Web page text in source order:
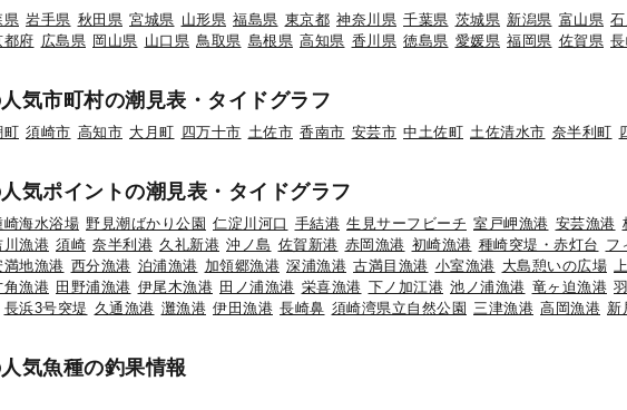
県 岩手県 秋田県 宮城県 山形県 福島県 東京都 神奈川県 千葉県 茨城県 新潟県 富山県
都府 広島県 岡山県 山口県 鳥取県 島根県 高知県 香川県 徳島県 愛媛県 福岡県 佐賀県
気市町村の潮見表・タイドグラフ
町 須崎市 高知市 大月町 四万十市 土佐市 香南市 安芸市 中土佐町 土佐清水市 奈半利町
気ポイントの潮見表・タイドグラフ
崎海水浴場 野見潮ばかり公園 仁淀川河口 手結港 生見サーフビーチ 室戸岬漁港 安芸漁港
川漁港 須崎 奈半利港 久礼新港 沖ノ島 佐賀新港 赤岡漁港 初崎漁港 種崎突堤・赤灯台 フ
満地漁港 西分漁港 泊浦漁港 加領郷漁港 深浦漁港 古満目漁港 小室漁港 大島憩いの広場
角漁港 田野浦漁港 伊尾木漁港 田ノ浦漁港 栄喜漁港 下ノ加江港 池ノ浦漁港 竜ヶ迫漁港
長浜3号突堤 久通漁港 灘漁港 伊田漁港 長崎鼻 須崎湾県立自然公園 三津漁港 高岡漁港 新
気魚種の釣果情報